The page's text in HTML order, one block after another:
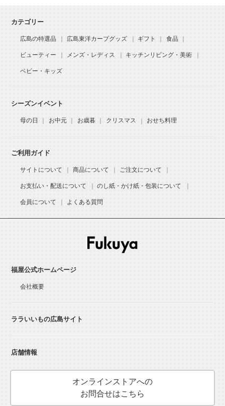
カテゴリー
広島の特選品 広島東洋カープグッズ ギフト 食品
ビューティー メンズ・レディス キッチンリビング・美術
ベビー・キッズ
シーズンイベント
母の日 お中元 お歳暮 クリスマス おせち料理
ご利用ガイド
サイトについて 商品について ご注文について
お支払い・配送について のし紙・かけ紙・包装について
会員について よくある質問
福屋公式ホームページ
会社概要
ララいいもの広島サイト
店舗情報
オンラインストアへの
お問合せはこちら